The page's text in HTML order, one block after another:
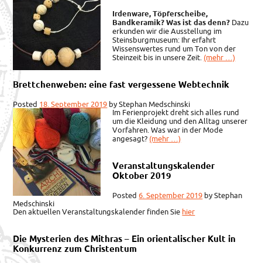
Irdenware, Töpferscheibe,
Bandkeramik? Was ist das denn? Dazu
erkunden wir die Ausstellung im
Steinsburgmuseum: Ihr erfahrt
Wissenswertes rund um Ton von der
Steinzeit bis in unsere Zeit. (mehr …)
Brettchenweben: eine fast vergessene Webtechnik
Posted 18. September 2019 byStephan Medschinski
Im Ferienprojekt dreht sich alles rund
um die Kleidung und den Alltag unserer
Vorfahren. Was war in der Mode
angesagt? (mehr …)
Veranstaltungskalender
Oktober 2019
Posted6. September 2019 byStephan
Medschinski
Den aktuellen Veranstaltungskalender finden Sie hier
Die Mysterien des Mithras – Ein orientalischer Kult in
Konkurrenz zum Christentum